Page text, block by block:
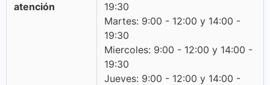
atención
19:30
Martes: 9:00 - 12:00 y 14:00 -
19:30
Miercoles: 9:00 - 12:00 y 14:00 -
19:30
Jueves: 9:00 - 12:00 y 14:00 -